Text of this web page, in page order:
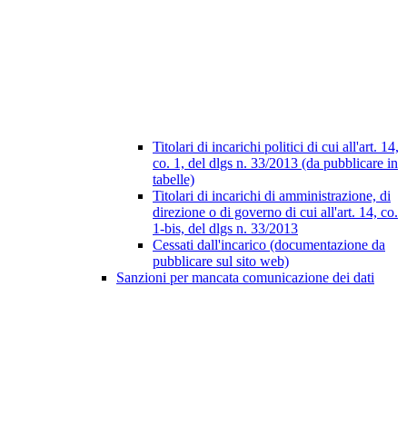
Titolari di incarichi politici di cui all'art. 14,
co. 1, del dlgs n. 33/2013 (da pubblicare in
tabelle)
Titolari di incarichi di amministrazione, di
direzione o di governo di cui all'art. 14, co.
1-bis, del dlgs n. 33/2013
Cessati dall'incarico (documentazione da
pubblicare sul sito web)
Sanzioni per mancata comunicazione dei dati